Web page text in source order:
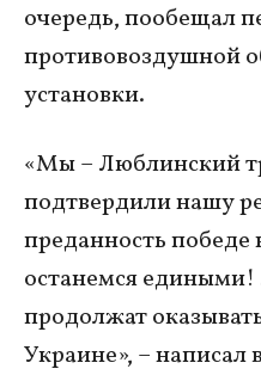
очередь, пообещал
противовоздушной
установки.
«Мы – Люблинский
подтвердили нашу
преданность
останемся
продолжат
Украине», – написал